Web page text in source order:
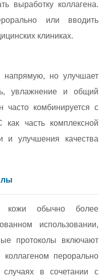
выработку коллагена.
или вводить
клиниках.
напрямую, но улучшает
увлажнение и общий
часто комбинируется с
часть комплексной
и улучшения качества
кожи обычно более
использовании,
протоколы включают
перорально
в сочетании с